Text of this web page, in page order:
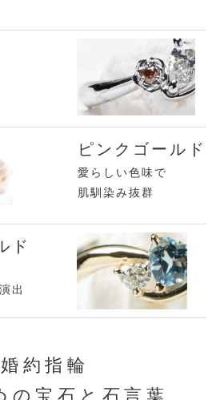
ピンクゴールド
愛らしい色味で
肌馴染み抜群
ド
出
婚約指輪
の宝石と石言葉